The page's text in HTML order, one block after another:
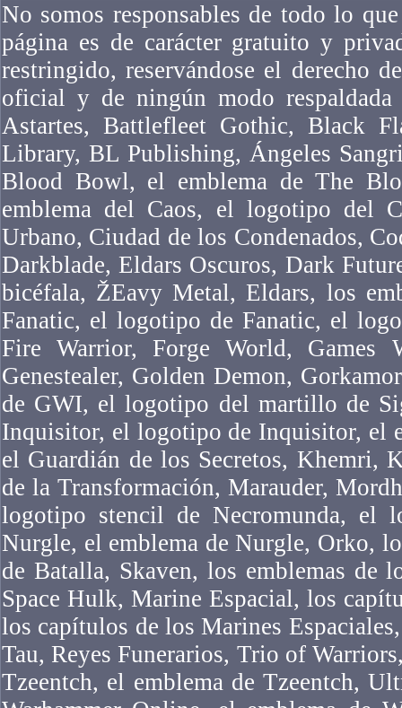
No somos responsables de todo lo
página es de carácter gratuito y
restringido, reservándose el derecho
oficial y de ningún modo
Astartes, Battlefleet Gothic, Black
Library, BL Publishing, Ángeles
Blood Bowl, el emblema de The
emblema del Caos, el logotipo del
Urbano, Ciudad de los Condenados,
Darkblade, Eldars Oscuros, Dark
bicéfala, ŽEavy Metal, Eldars, los
Fanatic, el logotipo de Fanatic, el
Fire Warrior, Forge World, Games
Genestealer, Golden Demon,
de GWI, el logotipo del martillo de
Inquisitor, el logotipo de Inquisitor, el
el Guardián de los Secretos, Khemri,
de la Transformación, Marauder,
logotipo stencil de Necromunda, el
Nurgle, el emblema de Nurgle, Orko,
de Batalla, Skaven, los emblemas de
Space Hulk, Marine Espacial, los
los capítulos de los Marines
Tau, Reyes Funerarios, Trio of
Tzeentch, el emblema de Tzeentch,